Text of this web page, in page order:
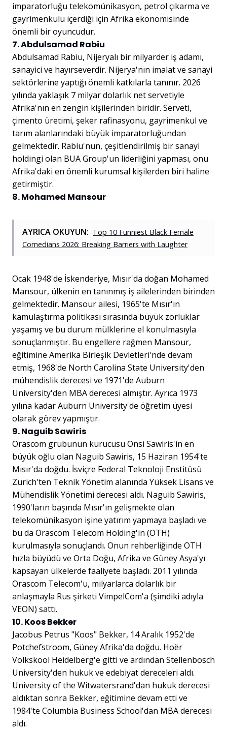
imparatorluğu telekomünikasyon, petrol çıkarma ve
gayrimenkulü içerdiği için Afrika ekonomisinde
önemli bir oyuncudur.
7. Abdulsamad Rabiu
Abdulsamad Rabiu, Nijeryalı bir milyarder iş adamı,
sanayici ve hayırseverdir. Nijerya'nın imalat ve sanayi
sektörlerine yaptığı önemli katkılarla tanınır. 2026
yılında yaklaşık 7 milyar dolarlık net servetiyle
Afrika'nın en zengin kişilerinden biridir. Serveti,
çimento üretimi, şeker rafinasyonu, gayrimenkul ve
tarım alanlarındaki büyük imparatorluğundan
gelmektedir. Rabiu'nun, çeşitlendirilmiş bir sanayi
holdingi olan BUA Group'un liderliğini yapması, onu
Afrika'daki en önemli kurumsal kişilerden biri haline
getirmiştir.
8. Mohamed Mansour
AYRICA OKUYUN: Top 10 Funniest Black Female
Comedians 2026: Breaking Barriers with Laughter
Ocak 1948'de İskenderiye, Mısır'da doğan Mohamed
Mansour, ülkenin en tanınmış iş ailelerinden birinden
gelmektedir. Mansour ailesi, 1965'te Mısır'ın
kamulaştırma politikası sırasında büyük zorluklar
yaşamış ve bu durum mülklerine el konulmasıyla
sonuçlanmıştır. Bu engellere rağmen Mansour,
eğitimine Amerika Birleşik Devletleri'nde devam
etmiş, 1968'de North Carolina State University'den
mühendislik derecesi ve 1971'de Auburn
University'den MBA derecesi almıştır. Ayrıca 1973
yılına kadar Auburn University'de öğretim üyesi
olarak görev yapmıştır.
9. Naguib Sawiris
Orascom grubunun kurucusu Onsi Sawiris'in en
büyük oğlu olan Naguib Sawiris, 15 Haziran 1954'te
Mısır'da doğdu. İsviçre Federal Teknoloji Enstitüsü
Zurich'ten Teknik Yönetim alanında Yüksek Lisans ve
Mühendislik Yönetimi derecesi aldı. Naguib Sawiris,
1990'ların başında Mısır'ın gelişmekte olan
telekomünikasyon işine yatırım yapmaya başladı ve
bu da Orascom Telecom Holding'in (OTH)
kurulmasıyla sonuçlandı. Onun rehberliğinde OTH
hızla büyüdü ve Orta Doğu, Afrika ve Güney Asya'yı
kapsayan ülkelerde faaliyete başladı. 2011 yılında
Orascom Telecom'u, milyarlarca dolarlık bir
anlaşmayla Rus şirketi VimpelCom'a (şimdiki adıyla
VEON) sattı.
10. Koos Bekker
Jacobus Petrus "Koos" Bekker, 14 Aralık 1952'de
Potchefstroom, Güney Afrika'da doğdu. Hoër
Volkskool Heidelberg'e gitti ve ardından Stellenbosch
University'den hukuk ve edebiyat dereceleri aldı.
University of the Witwatersrand'dan hukuk derecesi
aldıktan sonra Bekker, eğitimine devam etti ve
1984'te Columbia Business School'dan MBA derecesi
aldı.